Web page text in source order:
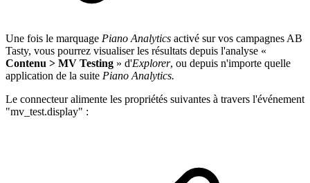
Une fois le marquage Piano Analytics activé sur vos campagnes AB
Tasty, vous pourrez visualiser les résultats depuis l'analyse «
Contenu > MV Testing » d'Explorer, ou depuis n'importe quelle
application de la suite Piano Analytics.
Le connecteur alimente les propriétés suivantes à travers l'événement
"mv_test.display" :